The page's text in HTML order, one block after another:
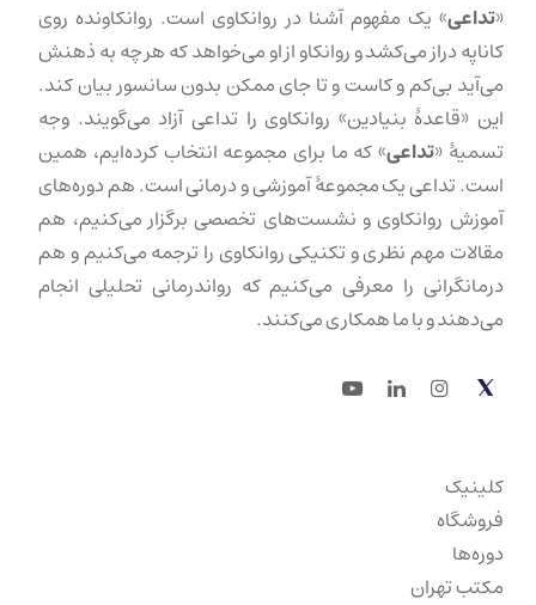
«تداعی» یک مفهوم آشنا در روانکاوی است. روانکاونده روی
کاناپه دراز می‌کشد و روانکاو از او می‌خواهد که هر چه به ذهنش
می‌آید بی‌کم و کاست و تا جای ممکن بدون سانسور بیان کند.
این «قاعدهٔ بنیادین» روانکاوی را تداعی آزاد می‌گویند. وجه
تسمیهٔ «تداعی» که ما برای مجموعه انتخاب کرده‌ایم، همین
است. تداعی یک مجموعهٔ آموزشی و درمانی است. هم دوره‌های
آموزش روانکاوی و نشست‌های تخصصی برگزار می‌کنیم، هم
مقالات مهم نظری و تکنیکی روانکاوی را ترجمه می‌کنیم و هم
درمانگرانی را معرفی می‌کنیم که رواندرمانی تحلیلی انجام
می‌دهند و با ما همکاری می‌کنند.
Twitter
Instagram
LinkedIn
Youtube
کلینیک
فروشگاه
دوره‌ها
مکتب تهران